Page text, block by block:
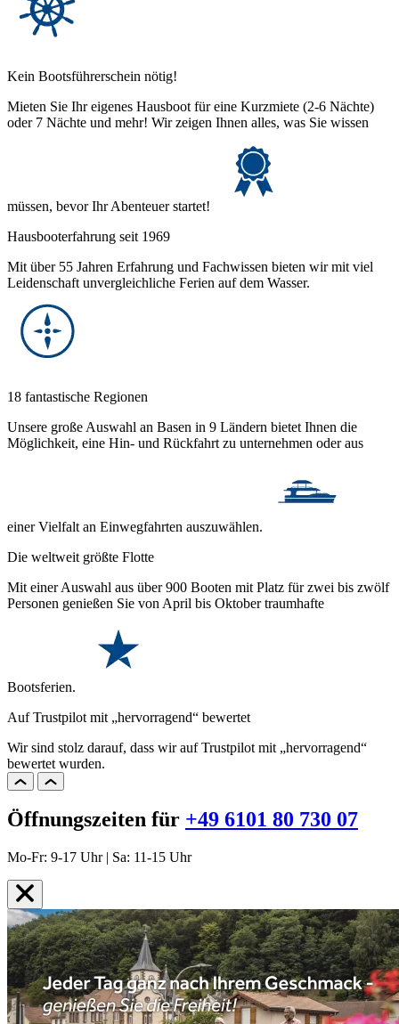
Kein Bootsführerschein nötig!
Mieten Sie Ihr eigenes Hausboot für eine Kurzmiete (2-6 Nächte)
oder 7 Nächte und mehr! Wir zeigen Ihnen alles, was Sie wissen
müssen, bevor Ihr Abenteuer startet!
Hausbooterfahrung seit 1969
Mit über 55 Jahren Erfahrung und Fachwissen bieten wir mit viel
Leidenschaft unvergleichliche Ferien auf dem Wasser.
18 fantastische Regionen
Unsere große Auswahl an Basen in 9 Ländern bietet Ihnen die
Möglichkeit, eine Hin- und Rückfahrt zu unternehmen oder aus
einer Vielfalt an Einwegfahrten auszuwählen.
Die weltweit größte Flotte
Mit einer Auswahl aus über 900 Booten mit Platz für zwei bis zwölf
Personen genießen Sie von April bis Oktober traumhafte
Bootsferien.
Auf Trustpilot mit „hervorragend“ bewertet
Wir sind stolz darauf, dass wir auf Trustpilot mit „hervorragend“
bewertet wurden.
Öffnungszeiten für +49 6101 80 730 07
Mo-Fr: 9-17 Uhr | Sa: 11-15 Uhr